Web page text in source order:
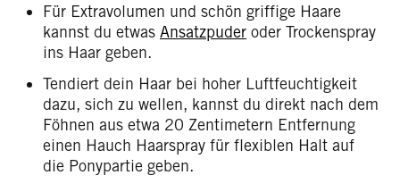
Für Extravolumen und schön griffige Haare
kannst du etwas Ansatzpuder oder Trockenspray
ins Haar geben.
Tendiert dein Haar bei hoher Luftfeuchtigkeit
dazu, sich zu wellen, kannst du direkt nach dem
Föhnen aus etwa 20 Zentimetern Entfernung
einen Hauch Haarspray für flexiblen Halt auf
die Ponypartie geben.